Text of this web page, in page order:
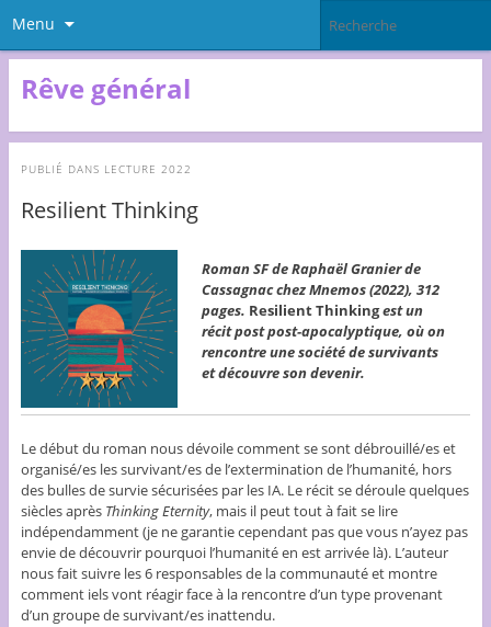
Menu
Rêve général
PUBLIÉ DANS LECTURE 2022
Resilient Thinking
Roman SF de Raphaël Granier de
Cassagnac chez Mnemos (2022), 312
pages. Resilient Thinkingest un
récit post post-apocalyptique, où on
rencontre une société de survivants
et découvre son devenir.
Le début du roman nous dévoile comment se sont débrouillé/es et
organisé/es les survivant/es de l’extermination de l’humanité, hors
des bulles de survie sécurisées par les IA. Le récit se déroule quelques
siècles après Thinking Eternity, mais il peut tout à fait se lire
indépendamment (je ne garantie cependant pas que vous n’ayez pas
envie de découvrir pourquoi l’humanité en est arrivée là). L’auteur
nous fait suivre les 6 responsables de la communauté et montre
comment iels vont réagir face à la rencontre d’un type provenant
d’un groupe de survivant/es inattendu.